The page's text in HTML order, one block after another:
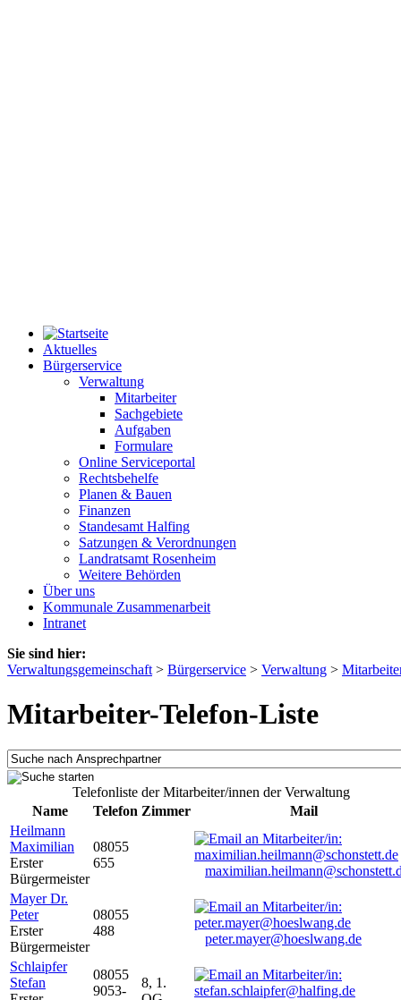
Aktuelles
Bürgerservice
Verwaltung
Mitarbeiter
Sachgebiete
Aufgaben
Formulare
Online Serviceportal
Rechtsbehelfe
Planen & Bauen
Finanzen
Standesamt Halfing
Satzungen & Verordnungen
Landratsamt Rosenheim
Weitere Behörden
Über uns
Kommunale Zusammenarbeit
Intranet
Sie sind hier:
Verwaltungsgemeinschaft > Bürgerservice > Verwaltung >
Mitarbeiter-Telefon-Liste
Telefonliste der Mitarbeiter/innen der Verwaltung
Name
Telefon Zimmer
Mail
Heilmann
Maximilian
Erster
Bürgermeister
08055
655
Mayer Dr.
Peter
Erster
Bürgermeister
08055
488
peter.mayer@hoeslwang.de
Schlaipfer
Stefan
08055
9053-
8, 1.